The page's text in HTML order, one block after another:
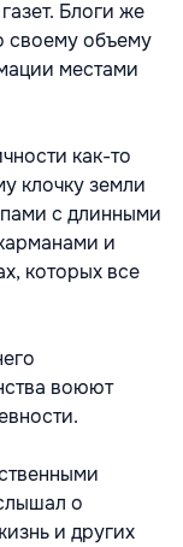
Блоги же
своему объему
местами
как-то
клочку земли
с длинными
и
которых все
воюют
о
и других